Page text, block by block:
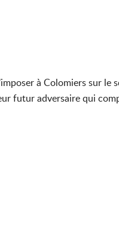
à Colomiers sur le
futur adversaire qui